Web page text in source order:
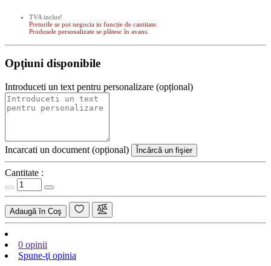
TVA inclus!
Preturile se pot negocia in funcție de cantitate.
Produsele personalizate se plătesc în avans.
Opţiuni disponibile
Introduceti un text pentru personalizare (opțional)
Incarcati un document (opțional) Încărcă un fişier
Cantitate :
Adaugă în Coş
0 opinii
Spune-ţi opinia